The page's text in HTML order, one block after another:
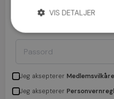
Jeg aksepterer
Jeg aksepterer
VIS DETALJER